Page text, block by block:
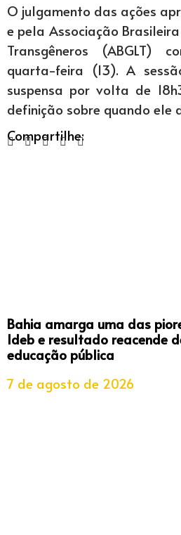
O julgamento das ações
e pela Associação Brasileira
Transgêneros (ABGLT)
quarta-feira (13). A
suspensa por volta de
definição sobre quando ele
Compartilhe:
Bahia amarga uma das
Ideb e resultado reacende
educação pública
7 de agosto de 2026